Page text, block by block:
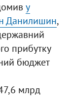
у
Данилишин,
прибутку
бюджет
млрд